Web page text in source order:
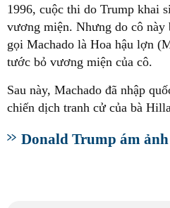
1996, cuộc thi do Trump khai
vương miện. Nhưng do cô này
gọi Machado là Hoa hậu lợn
tước bỏ vương miện của cô.
Sau này, Machado đã nhập
chiến dịch tranh cử của bà
Donald Trump ám